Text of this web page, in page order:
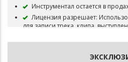
Инструментал остается в
Лицензия разрешает:
для записи трека, клипа,
Продажа неограниченного